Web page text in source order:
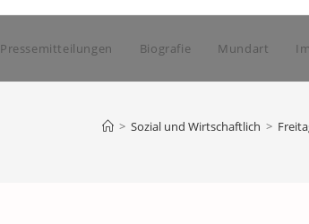
Pressemitteilungen Biografie Mundart
> Sozial und Wirtschaftlich >